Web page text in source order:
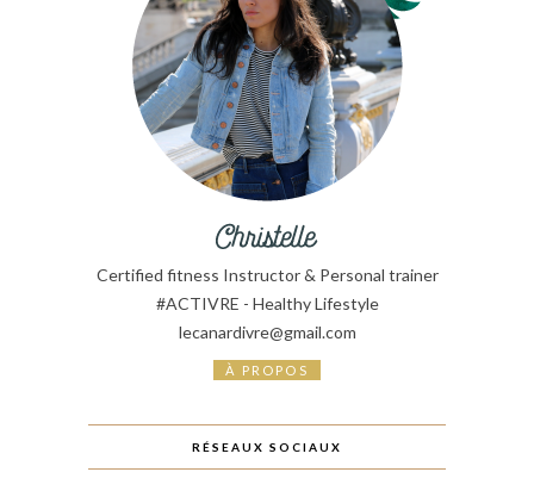
Certified fitness Instructor & Personal trainer
#ACTIVRE - Healthy Lifestyle
lecanardivre@gmail.com
À PROPOS
RÉSEAUX SOCIAUX